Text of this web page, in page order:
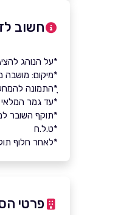
חשוב
*על הנוהג
*מיקום: מושבה
ָ*התמונה
*עד גמר המלאי
*תוקף השובר למימוש
*ט.ל.ח
*לאחר חלוף
פרטי